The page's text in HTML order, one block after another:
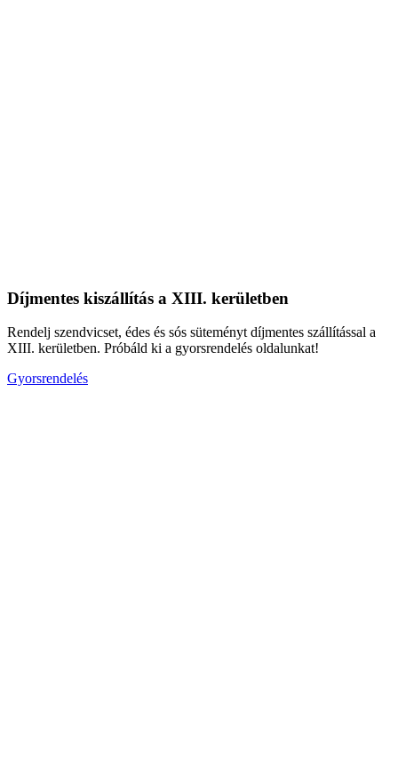
Díjmentes kiszállítás a XIII. kerületben
Rendelj szendvicset, édes és sós süteményt díjmentes szállítással a
XIII. kerületben. Próbáld ki a gyorsrendelés oldalunkat!
Gyorsrendelés